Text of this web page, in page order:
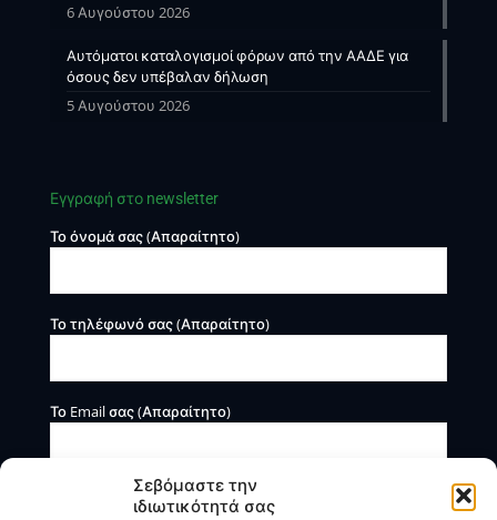
Σεβόμαστε την
ιδιωτικότητά σας
6 Αυγούστου 2026
Αυτόματοι καταλογισμοί φόρων από την ΑΑΔΕ για
όσους δεν υπέβαλαν δήλωση
5 Αυγούστου 2026
Εγγραφή στο newsletter
Το όνομά σας (Απαραίτητο)
Το τηλέφωνό σας (Απαραίτητο)
Το Email σας (Απαραίτητο)